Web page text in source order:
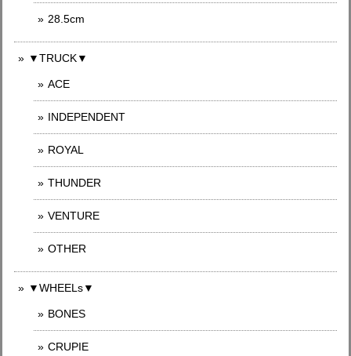
28.5cm
▼TRUCK▼
ACE
INDEPENDENT
ROYAL
THUNDER
VENTURE
OTHER
▼WHEELs▼
BONES
CRUPIE